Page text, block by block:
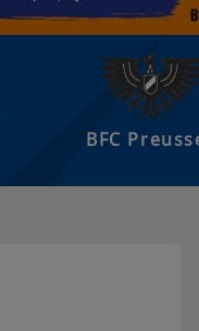
BFC